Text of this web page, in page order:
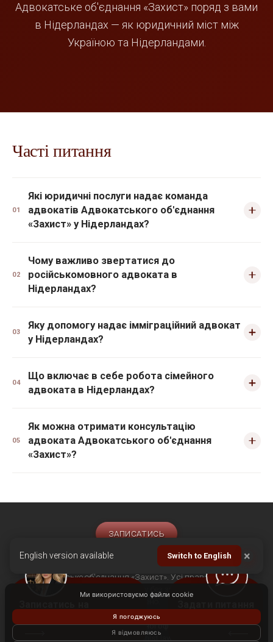
Ми використовуємо файли cookie
Я погоджуюсь
Я відмовляюсь
Адвокатське об'єднання «Захист» поряд з вами
в Нідерландах — як юридичний міст між
Україною та Нідерландами.
Часті питання
01
Які юридичні послуги надає команда
адвокатів Адвокатського об'єднання
«Захист» у Нідерландах?
02
Чому важливо звертатися до
російськомовного адвоката в
Нідерландах?
03
Яку допомогу надає імміграційний адвокат
у Нідерландах?
04
Що включає в себе робота сімейного
адвоката в Нідерландах?
05
Як можна отримати консультацію
адвоката Адвокатського об'єднання
«Захист»?
ЗАПИСАТИСЬ
ГоловнаПро насПослуги Статті Відгуки клієнтів
Контакти
© Адвокатське об'єднання «Захист». Усі права захищені,
заборонено.
Політика конфіденційності
Договір публічної оферти
support@zahist.lawyer
English version available Switch to English ×